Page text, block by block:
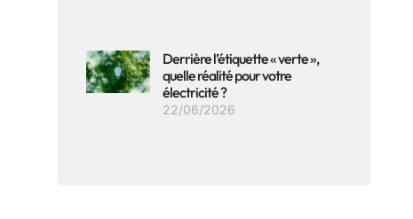
Derrière l’étiquette « verte »,
quelle réalité pour votre
électricité ?
22/06/2026